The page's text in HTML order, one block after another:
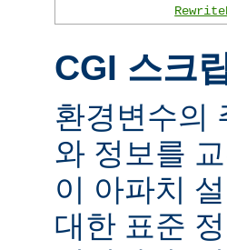
CGI 스크
환경변수의
와 정보를
이 아파치
대한 표준